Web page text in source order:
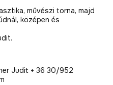
művészi torna, majd
középen és
Judit + 36 30/952